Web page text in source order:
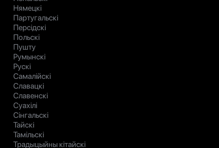
Нямецкі
Партугальскі
Персідскі
Польскі
Пушту
Румынскі
Рускі
Самалійскі
Славацкі
Славенскі
Суахілі
Сінгальскі
Тайскі
Тамільскі
Традыцыйны кітайскі